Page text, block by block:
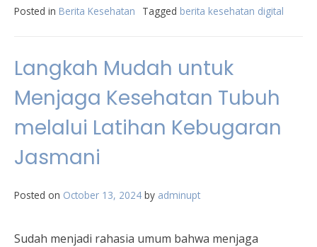
Posted in Berita Kesehatan Tagged berita kesehatan digital
Langkah Mudah untuk
Menjaga Kesehatan Tubuh
melalui Latihan Kebugaran
Jasmani
Posted on October 13, 2024 by adminupt
Sudah menjadi rahasia umum bahwa menjaga